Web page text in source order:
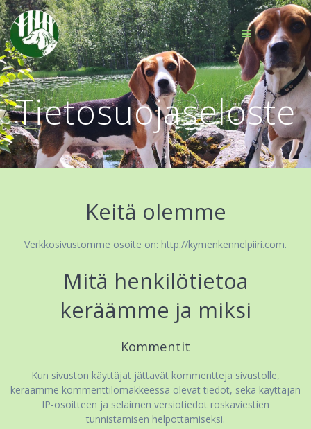
Skip
to
content
Tietosuojaseloste
Keitä olemme
Verkkosivustomme osoite on: http://kymenkennelpiiri.com.
Mitä henkilötietoa
keräämme ja miksi
Kommentit
Kun sivuston käyttäjät jättävät kommentteja sivustolle,
keräämme kommenttilomakkeessa olevat tiedot, sekä käyttäjän
IP-osoitteen ja selaimen versiotiedot roskaviestien
tunnistamisen helpottamiseksi.